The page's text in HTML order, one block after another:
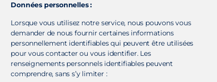
Données personnelles :
Lorsque vous utilisez notre service, nous pouvons vous
demander de nous fournir certaines informations
personnellement identifiables qui peuvent être utilisées
pour vous contacter ou vous identifier. Les
renseignements personnels identifiables peuvent
comprendre, sans s’y limiter :